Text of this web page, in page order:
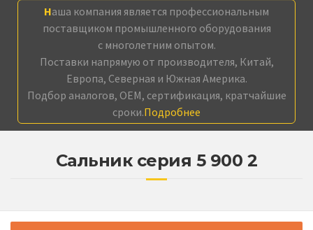
Наша компания является профессиональным
поставщиком промышленного оборудования
с многолетним опытом.
Поставки напрямую от производителя, Китай,
Европа, Северная и Южная Америка.
Подбор аналогов, OEM, сертификация, кратчайшие
сроки.Подробнее
Сальник серия 5 900 2